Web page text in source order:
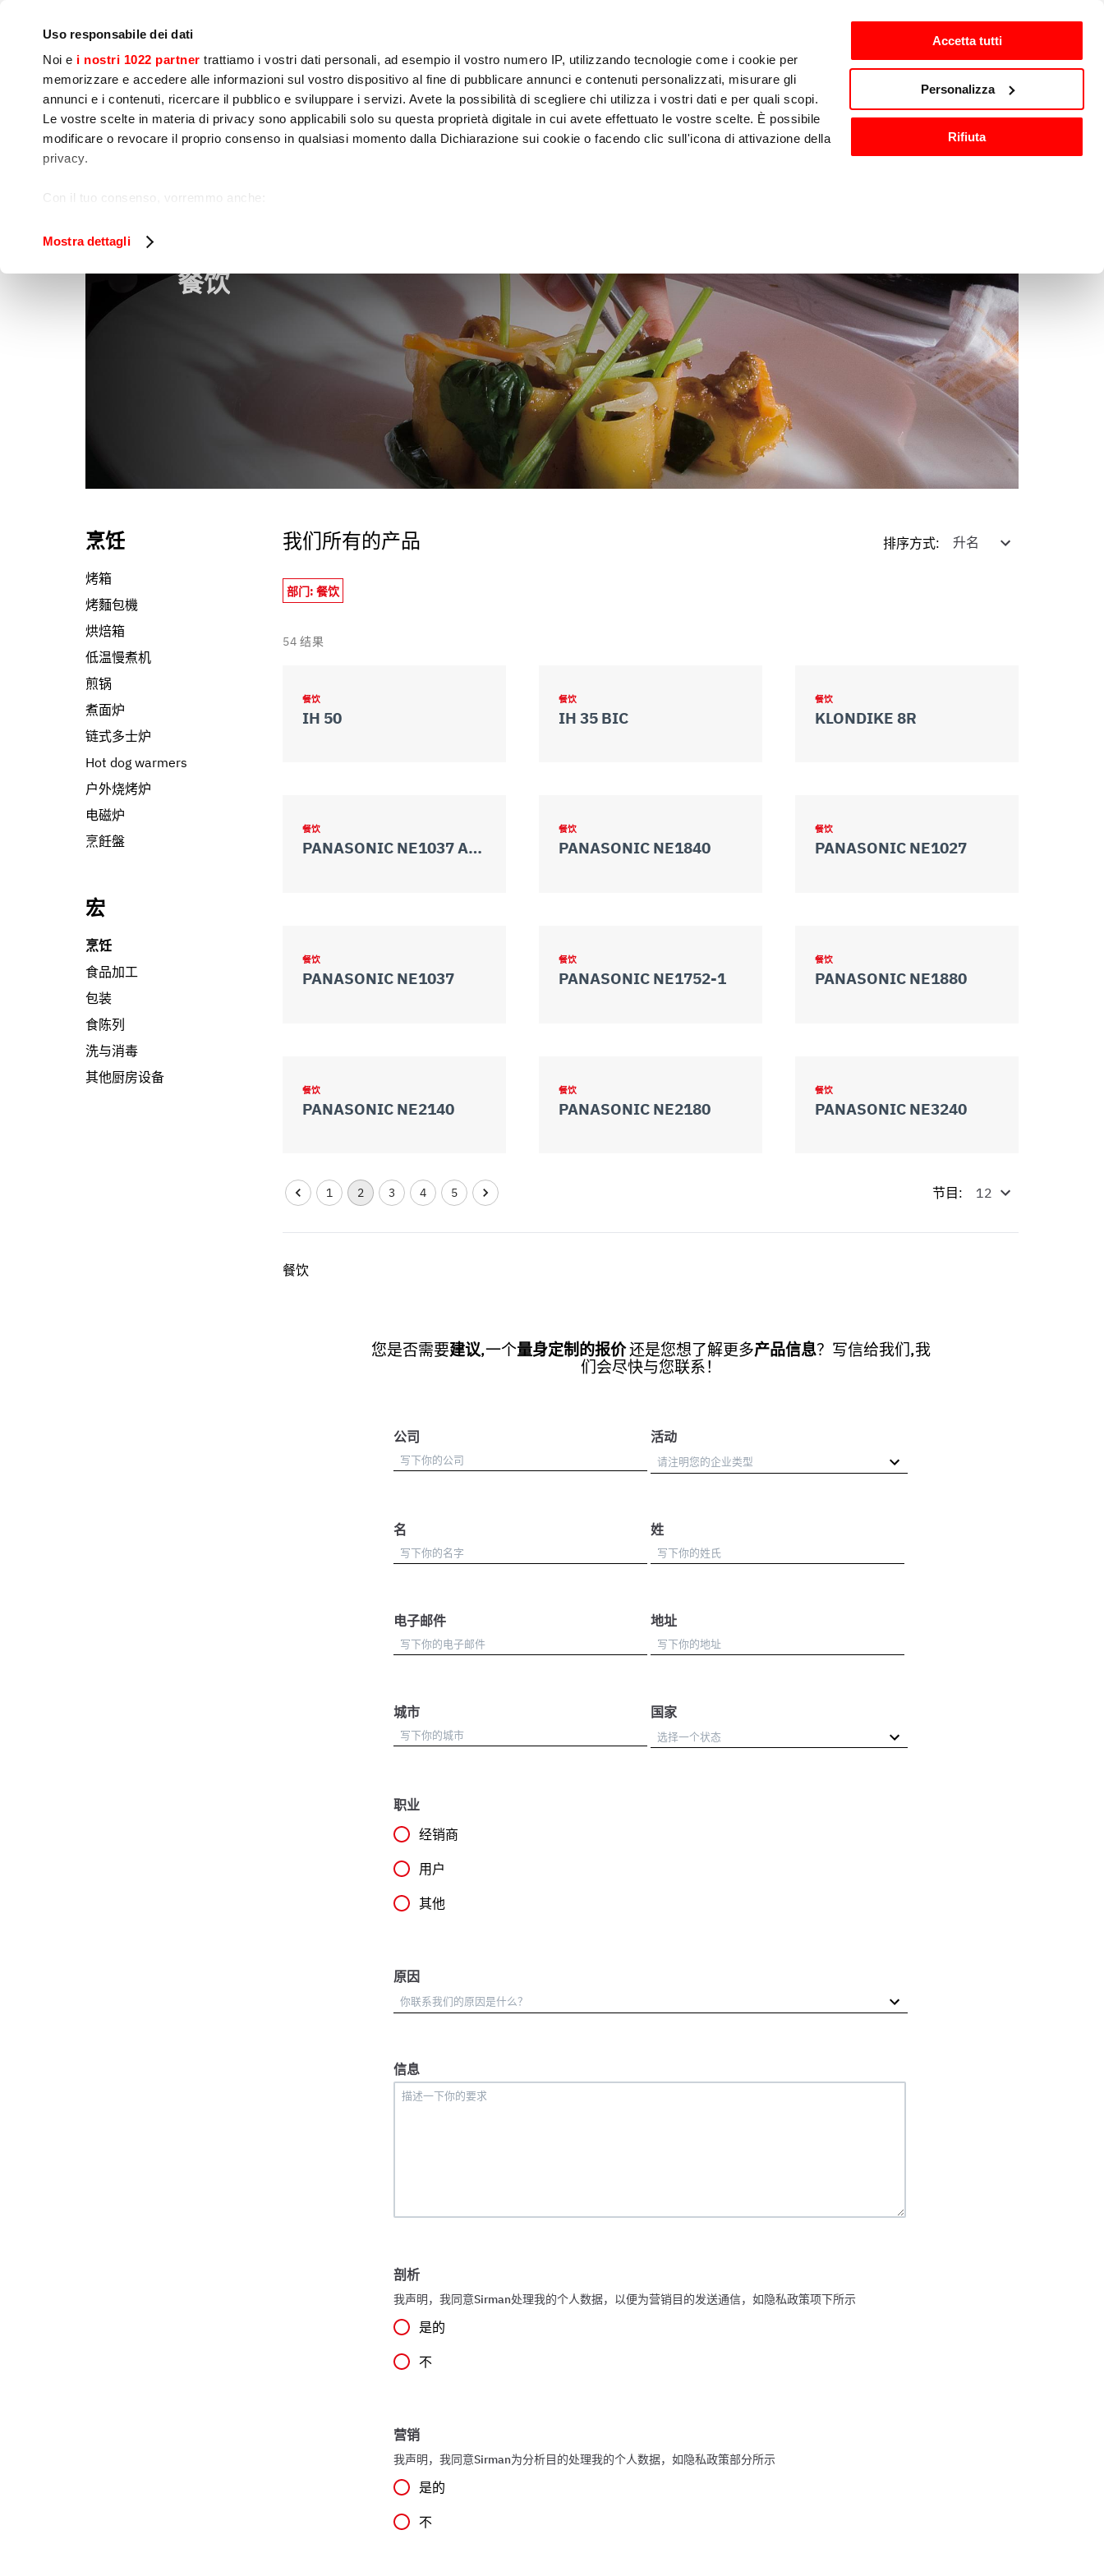
Uso responsabile dei dati
Noi e i nostri 1022 partner trattiamo i vostri dati personali, ad esempio il vostro numero IP, utilizzando tecnologie come i cookie per
memorizzare e accedere alle informazioni sul vostro dispositivo al fine di pubblicare annunci e contenuti personalizzati, misurare gli
annunci e i contenuti, ricercare il pubblico e sviluppare i servizi. Avete la possibilità di scegliere chi utilizza i vostri dati e per quali scopi.
Le vostre scelte in materia di privacy sono applicabili solo su questa proprietà digitale in cui avete effettuato le vostre scelte. È possibile
modificare o revocare il proprio consenso in qualsiasi momento dalla Dichiarazione sui cookie o facendo clic sull'icona di attivazione della
privacy.
Con il tuo consenso, vorremmo anche:
Identificare il tuo dispositivo, scansionandolo attivamente alla ricerca di caratteristiche specifiche (impronte digitali).
tuo consenso in qualsiasi momento dalla Dichiarazione sui cookie.
Utilizziamo i cookie per garantire che l’utente possa usufruire del servizio richiesto, per personalizzare contenuti ed annunci, per fornire
funzionalità dei social media e per analizzare il nostro traffico. Condividiamo inoltre informazioni sul modo in cui l’utente utilizza il nostro
sito con i nostri partner che si occupano di analisi dei dati web, pubblicità e social media, i quali potrebbero combinarle con altre
informazioni che ha fornito loro o che hanno raccolto dal suo utilizzo dei loro servizi.
Mostra dettagli
Accetta tutti
Personalizza
Rifiuta
客户 zh-CN
烹饪 食品加工 包装 急速冷却器 食陈列 洗与消毒 其他厨房设备
餐饮
烹饪
烤箱
烤麵包機
烘焙箱
低温慢煮机
煎锅
煮面炉
链式多士炉
Hot dog warmers
户外烧烤炉
电磁炉
烹飪盤
宏
烹饪
食品加工
包装
食陈列
洗与消毒
其他厨房设备
我们所有的产品 排序方式:
部门: 餐饮
54 结果
餐饮
IH 50
餐饮
IH 35 BIC
餐饮
KLONDIKE 8R
餐饮
PANASONIC NE1037 AUTO
餐饮
PANASONIC NE1840
餐饮
PANASONIC NE1027
餐饮
PANASONIC NE1037
餐饮
PANASONIC NE1752-1
餐饮
PANASONIC NE1880
餐饮
PANASONIC NE2140
餐饮
PANASONIC NE2180
餐饮
PANASONIC NE3240
1 2 3 4 5 节目:
餐饮
您是否需要建议,一个量身定制的报价还是您想了解更多产品信息？写信给我们,我
们会尽快与您联系！
公司 活动
名 姓
电子邮件 地址
城市 国家
职业
经销商
用户
其他
原因
信息
剖析
我声明，我同意Sirman处理我的个人数据，以便为营销目的发送通信，如隐私政策项下所示
是的
不
营销
我声明，我同意Sirman为分析目的处理我的个人数据，如隐私政策部分所示
是的
不